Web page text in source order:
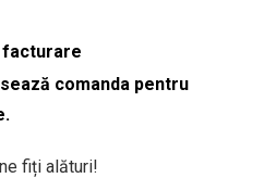
facturare
comanda pentru
fiți alături!